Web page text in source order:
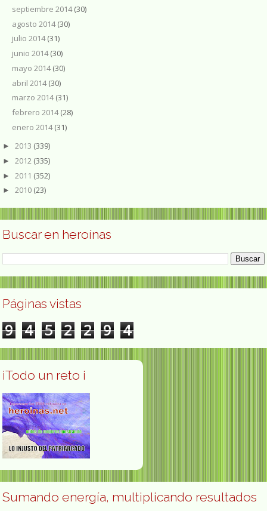
septiembre 2014(30)
agosto 2014(30)
julio 2014(31)
junio 2014(30)
mayo 2014(30)
abril 2014(30)
marzo 2014(31)
febrero 2014(28)
enero 2014(31)
► 2013 (339)
► 2012 (335)
► 2011 (352)
► 2010 (23)
Buscar en heroínas
Páginas vistas
9 4 5 2 2 9 4
¡Todo un reto ¡
Sumando energía, multiplicando resultados